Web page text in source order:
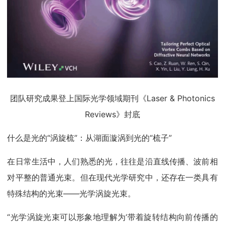
团队研究成果登上国际光学领域期刊《Laser & Photonics
Reviews》封底
什么是光的“涡旋梳”：从湖面漩涡到光的“梳子”
在日常生活中，人们熟悉的光，往往是沿直线传播、波前相
对平整的普通光束。但在现代光学研究中，还存在一类具有
特殊结构的光束——光学涡旋光束。
“光学涡旋光束可以形象地理解为‘带着旋转结构向前传播的